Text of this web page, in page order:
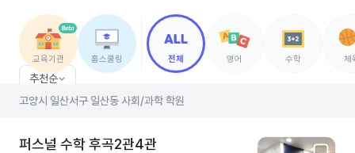
교육기관 홈스쿨링 전체 영어 수학 체
추천순
고양시 일산서구 일산동 사회/과학 학원
퍼스널 수학 후곡2관4관